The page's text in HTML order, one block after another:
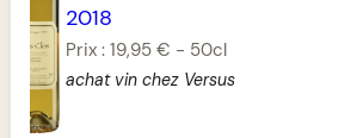
2018
Prix : 19,95 € - 50cl
achat vin chez Versus